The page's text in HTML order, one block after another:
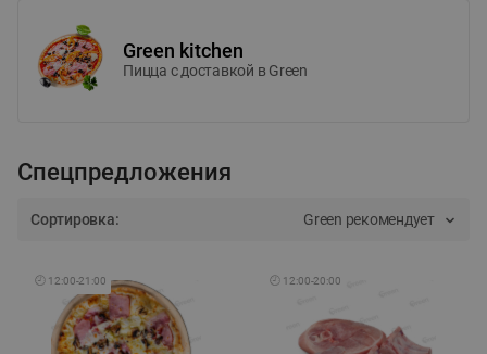
Green kitchen
Пицца c доставкой в Green
Спецпредложения
Сортировка: Green рекомендует
🕘 12:00-21:00 🕘 12:00-20:00